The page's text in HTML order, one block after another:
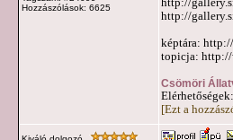
Hozzászólások: 6625
http://
képtára:
topicja: http://
Csömöri
[Ezt a